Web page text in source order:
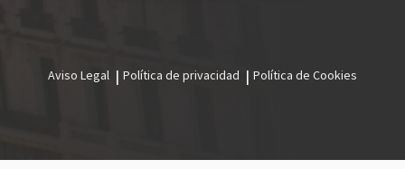
legal
Aviso Legal Política de privacidad Política de Cookies